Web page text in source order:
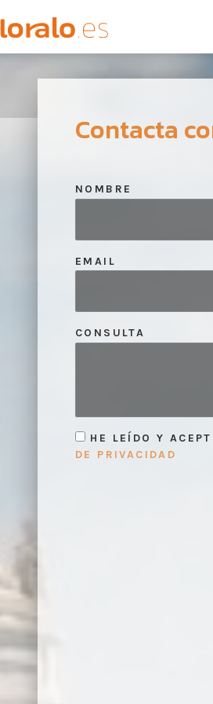
Contacta
NOMBRE
EMAIL
CONSULTA
HE LEÍDO Y
DE PRIVACIDAD